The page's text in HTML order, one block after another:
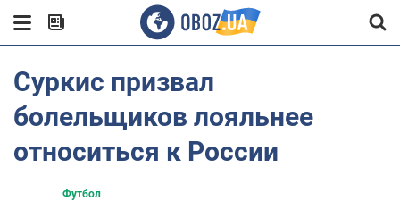
Суркис призвал
болельщиков лояльнее
относиться к России
Футбол